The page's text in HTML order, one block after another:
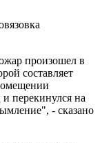
произошел в
составляет
перекинулся на
- сказано